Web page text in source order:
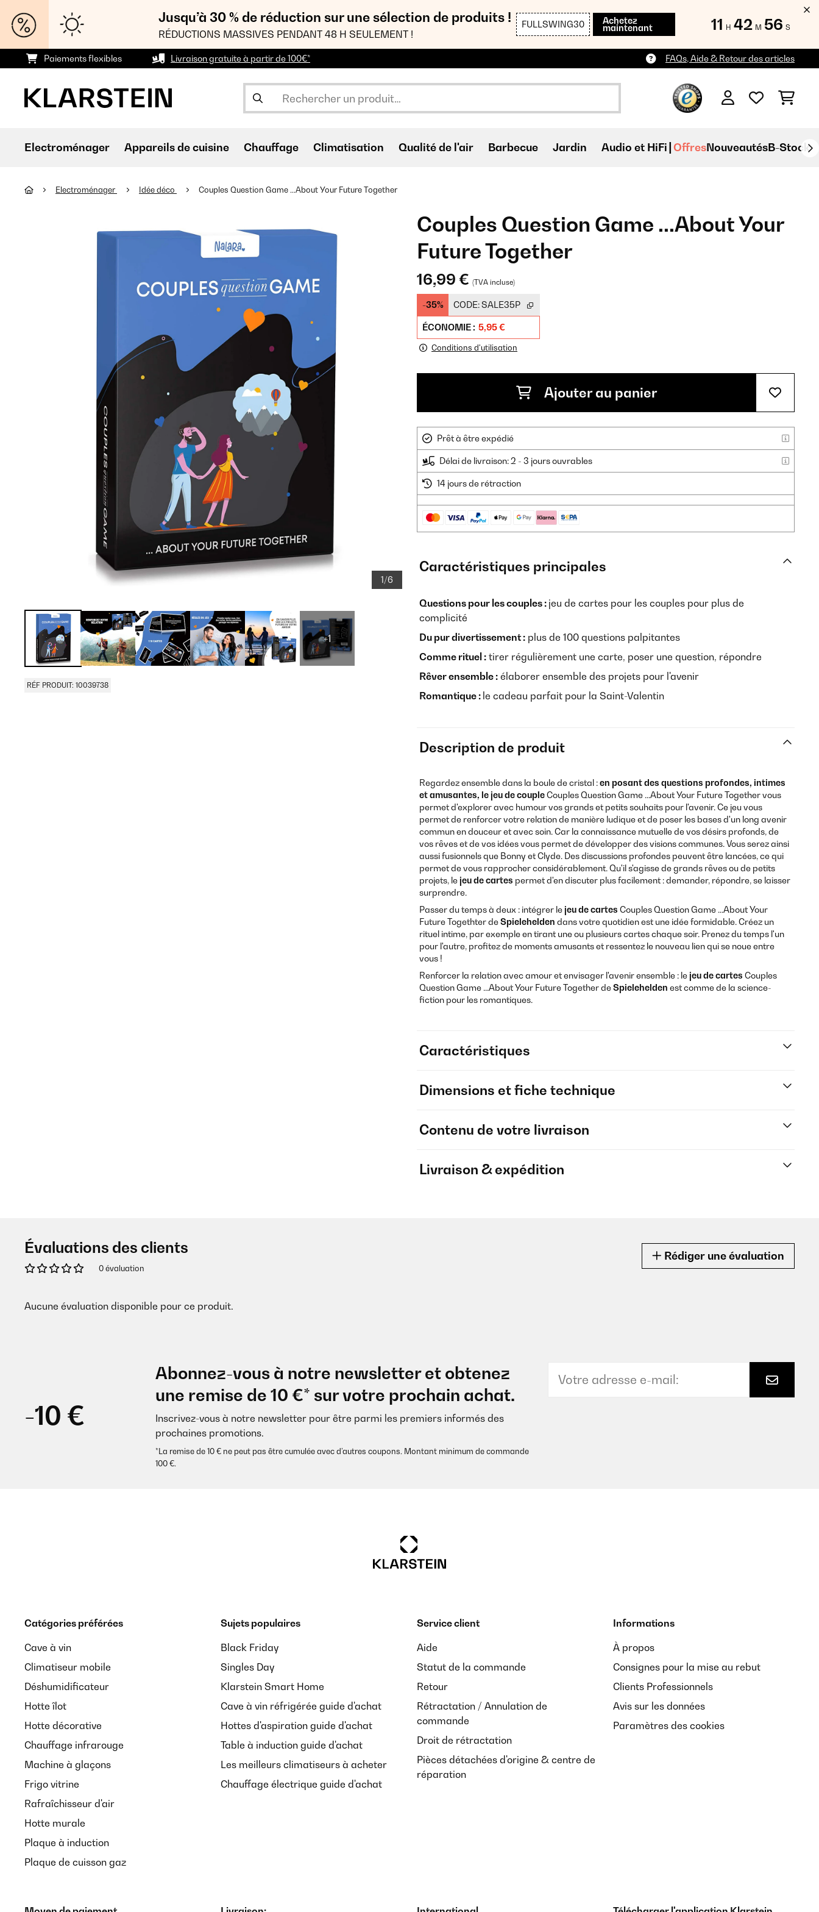
Jusqu’à 30 % de réduction sur une sélection de produits !
RÉDUCTIONS MASSIVES PENDANT 48 H SEULEMENT !
FULLSWING30 Achetez
maintenant 11 H 42 M 54 S
Paiements flexibles Livraison gratuite à partir de 100€* FAQs, Aide & Retour des articles
Electroménager Appareils de cuisine Chauffage Climatisation Qualité de l'air Barbecue Jardin Audio et HiFi OffresNouveautésB-Stock
Electroménager Idée déco Couples Question Game ...About Your Future Together
1/6
+1
RÉF PRODUIT: 10039738
Couples Question Game ...About Your
Future Together
16,99 € (TVA incluse)
-35% CODE:SALE35P
ÉCONOMIE : 5,95 €
Conditions d'utilisation
Ajouter au panier
Prêt à être expédié
Délai de livraison: 2 - 3 jours ouvrables
14 jours de rétraction
Caractéristiques principales
Questions pour les couples : jeu de cartes pour les couples pour plus de
complicité
Du pur divertissement : plus de 100 questions palpitantes
Comme rituel : tirer régulièrement une carte, poser une question, répondre
Rêver ensemble : élaborer ensemble des projets pour l'avenir
Romantique : le cadeau parfait pour la Saint-Valentin
Description de produit
Regardez ensemble dans la boule de cristal :en posant des questions profondes, intimes
et amusantes, le jeu de coupleCouples Question Game ...About Your Future Together vous
permet d'explorer avec humour vos grands et petits souhaits pour l'avenir. Ce jeu vous
permet de renforcer votre relation de manière ludique et de poser les bases d'un long avenir
commun en douceur et avec soin. Car la connaissance mutuelle de vos désirs profonds, de
vos rêves et de vos idées vous permet de développer des visions communes. Vous serez ainsi
aussi fusionnels que Bonny et Clyde. Des discussions profondes peuvent être lancées, ce qui
permet de vous rapprocher considérablement. Qu'il s'agisse de grands rêves ou de petits
projets, le jeu de cartes permet d'en discuter plus facilement : demander, répondre, se laisser
surprendre.
Passer du temps à deux : intégrer le jeu de cartes Couples Question Game ...About Your
Future Togethter deSpielehelden dans votre quotidien est une idée formidable. Créez un
rituel intime, par exemple en tirant une ou plusieurs cartes chaque soir. Prenez du temps l'un
pour l'autre, profitez de moments amusants et ressentez le nouveau lien qui se noue entre
vous !
Renforcer la relation avec amour et envisager l'avenir ensemble : le jeu de cartes Couples
Question Game ...About Your Future Together deSpielehelden est comme de la science-
fiction pour les romantiques.
Caractéristiques
Dimensions et fiche technique
Contenu de votre livraison
Livraison & expédition
Évaluations des clients
0 évaluation
Rédiger une évaluation
Aucune évaluation disponible pour ce produit.
-10 €
Abonnez-vous à notre newsletter et obtenez
une remise de 10 €* sur votre prochain achat.
Inscrivez-vous à notre newsletter pour être parmi les premiers informés des
prochaines promotions.
*La remise de 10 € ne peut pas être cumulée avec d’autres coupons. Montant minimum de commande
100 €.
Catégories préférées
Cave à vin
Climatiseur mobile
Déshumidificateur
Hotte îlot
Hotte décorative
Chauffage infrarouge
Machine à glaçons
Frigo vitrine
Rafraîchisseur d'air
Hotte murale
Plaque à induction
Plaque de cuisson gaz
Sujets populaires
Black Friday
Singles Day
Klarstein Smart Home
Cave à vin réfrigérée guide d'achat
Hottes d'aspiration guide d'achat
Table à induction guide d'achat
Les meilleurs climatiseurs à acheter
Chauffage électrique guide d'achat
Service client
Aide
Statut de la commande
Retour
Rétractation / Annulation de
commande
Droit de rétractation
Pièces détachées d'origine & centre de
réparation
Informations
À propos
Consignes pour la mise au rebut
Clients Professionnels
Avis sur les données
Paramètres des cookies